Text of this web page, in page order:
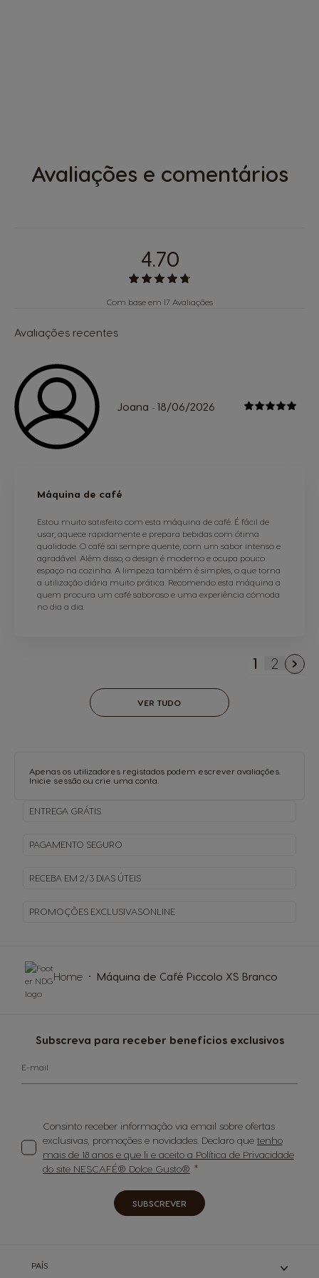
Avaliações e comentários
4.70
Com base em 17 Avaliações
Avaliações recentes
Joana - 18/06/2026
Máquina de café
Estou muito satisfeito com esta máquina de café. É fácil de
usar, aquece rapidamente e prepara bebidas com ótima
qualidade. O café sai sempre quente, com um sabor intenso e
agradável. Além disso, o design é moderno e ocupa pouco
espaço na cozinha. A limpeza também é simples, o que torna
a utilização diária muito prática. Recomendo esta máquina a
quem procura um café saboroso e uma experiência cómoda
no dia a dia.
Está de
1 Página
2
VER TUDO
Apenas os utilizadores registados podem escrever avaliações.
Inicie sessão ou crie uma conta
ENTREGA GRÁTIS
PAGAMENTO SEGURO
RECEBA EM 2/3 DIAS ÚTEIS
PROMOÇÕES EXCLUSIVASONLINE
Subscreva para receber benefícios exclusivos
E-mail
Consinto receber informação via email sobre ofertas
exclusivas, promoções e novidades. Declaro que tenho
mais de 18 anos e que li e aceito a Política de Privacidade
do site NESCAFÉ® Dolce Gusto®
SUBSCREVER
Home Máquina de Café Piccolo XS Branco
PAÍS